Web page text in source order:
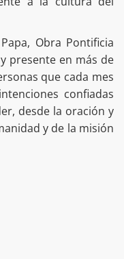
Obra Pontificia
presente en más de
que cada mes
confiadas
desde la oración y
y de la misión